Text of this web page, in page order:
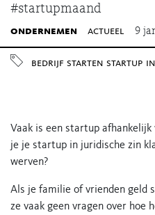
#startupmaand
ondernemen actueel 9
bedrijf starten startup
Vaak is een startup
je je startup in juridische zin
werven?
Als je familie of vrienden geld
ze vaak geen vragen over